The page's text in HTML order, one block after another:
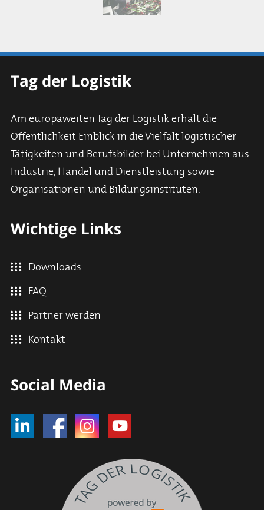
Tag der Logistik
Am europaweiten Tag der Logistik erhält die
Öffentlichkeit Einblick in die Vielfalt logistischer
Tätigkeiten und Berufsbilder bei Unternehmen aus
Industrie, Handel und Dienstleistung sowie
Organisationen und Bildungsinstituten.
Wichtige Links
Downloads
FAQ
Partner werden
Kontakt
Social Media